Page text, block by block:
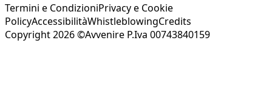
Termini e CondizioniPrivacy e Cookie
PolicyAccessibilitàWhistleblowingCredits
Copyright 2026 ©Avvenire P.Iva 00743840159